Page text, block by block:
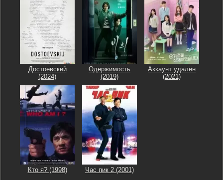
Достоевский
(2024)
Одержимость
(2019)
Аккаунт удалён
(2021)
Кто я? (1998) Час пик 2 (2001)